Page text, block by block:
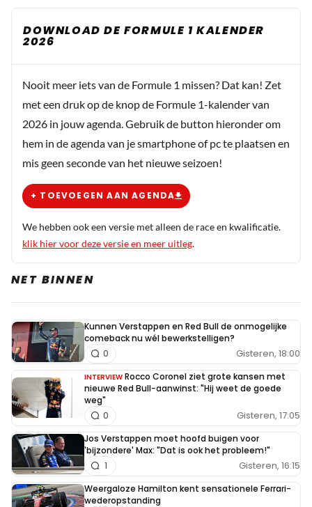
DOWNLOAD DE FORMULE 1 KALENDER
2026
Nooit meer iets van de Formule 1 missen? Dat kan! Zet
met een druk op de knop de Formule 1-kalender van
2026 in jouw agenda. Gebruik de button hieronder om
hem in de agenda van je smartphone of pc te plaatsen en
mis geen seconde van het nieuwe seizoen!
+ TOEVOEGEN AAN AGENDA
We hebben ook een versie met alleen de race en kwalificatie.
klik hier voor deze versie en meer uitleg.
NET BINNEN
Kunnen Verstappen en Red Bull de onmogelijke
comeback nu wél bewerkstelligen?
Gisteren, 18:00
0
INTERVIEW Rocco Coronel ziet grote kansen met
nieuwe Red Bull-aanwinst: "Hij weet de goede
weg"
Gisteren, 17:05
0
Jos Verstappen moet hoofd buigen voor
'bijzondere' Max: "Dat is ook het probleem!"
Gisteren, 16:15
1
Weergaloze Hamilton kent sensationele Ferrari-
wederopstanding